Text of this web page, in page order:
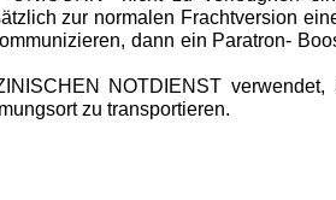
zur normalen Frachtversion
dann ein Paratron-
NOTDIENST
zu transportieren.